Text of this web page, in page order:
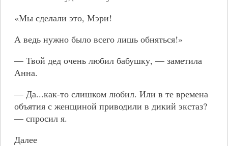
«Мы сделали это, Мэри!
А ведь нужно было всего лишь обняться!»
— Твой дед очень любил бабушку, — заметила
Анна.
— Да...как-то слишком любил. Или в те времена
объятия с женщиной приводили в дикий экстаз?
— спросил я.
Далее